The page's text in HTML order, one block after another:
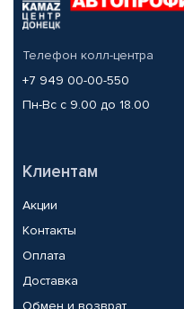
Телефон колл-центра
+7 949 00-00-550
Пн-Вс с 9.00 до 18.00
Клиентам
Акции
Контакты
Оплата
Доставка
Обмен и возврат